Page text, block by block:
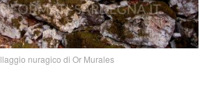
nuragico di Or Murales